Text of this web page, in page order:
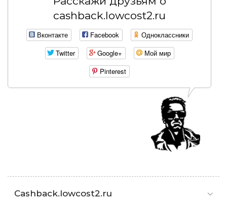
cashback.lowcost2.ru
Вконтакте Facebook
Одноклассники
Twitter
Google+
Мой мир
Pinterest
Cashback.lowcost2.ru